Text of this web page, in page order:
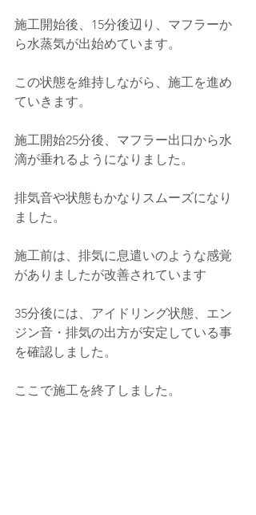
施工開始後、15分後辺り、マフラーか
ら水蒸気が出始めています。
この状態を維持しながら、施工を進め
ていきます。
施工開始25分後、マフラー出口から水
滴が垂れるようになりました。
排気音や状態もかなりスムーズになり
ました。
施工前は、排気に息遣いのような感覚
がありましたが改善されています
35分後には、アイドリング状態、エン
ジン音・排気の出方が安定している事
を確認しました。
ここで施工を終了しました。